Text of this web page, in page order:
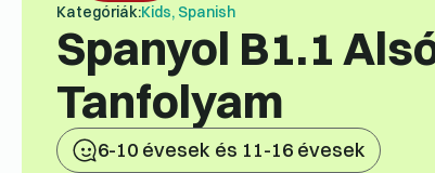
Kategóriák:Kids, Spanish
Spanyol B1.1
Tanfolyam
6-10 évesek és 11-16 évesek